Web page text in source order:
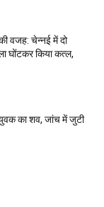
वजह: चेन्नई में दो
घोंटकर किया कत्ल,
का शव, जांच में जुटी